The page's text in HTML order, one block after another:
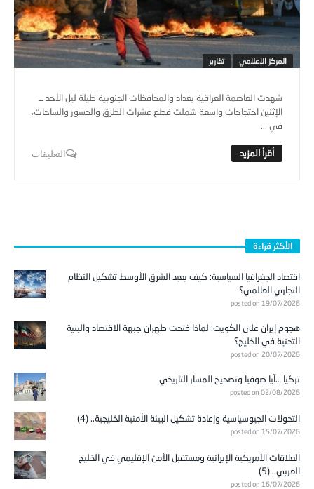
المركز الاعلامي تقارير
شهدت العاصمة العراقية بغداد والمحافظات الجنوبية طيلة ليل الأحد ــ
الإثنين احتجاجات واسعة شملت قطع عشرات الطرق والجسور والساحات،
في ...
التعليقات
الأكثر قراءة
اقتصاد الجغرافيا السياسية: كيف يعيد الشرق الأوسط تشكيل النظام
التجاري العالمي؟
posted on 19/07/2026
هجوم إيران على الكويت: لماذا فتحت طهران جبهة الاقتصاد والبنية
التحتية في الخليج؟
posted on 20/07/2026
تركيا …آيا صوفيا وتصحيح المسار التاريخي
posted on 02/08/2026
التحولات الجيوسياسية وإعادة تشكيل البيئة الأمنية الخليجية.. (4)
posted on 15/07/2026
العلاقات الأمريكية الإيرانية ومستقبل الأمن الإقليمي في الخليج
العربي.. (5)
posted on 16/07/2026